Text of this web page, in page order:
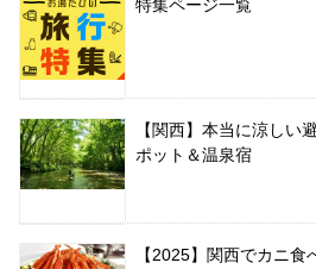
特集ページ一覧
【関西】本当に涼し
ポット＆温泉宿
【2025】関西でカニ食